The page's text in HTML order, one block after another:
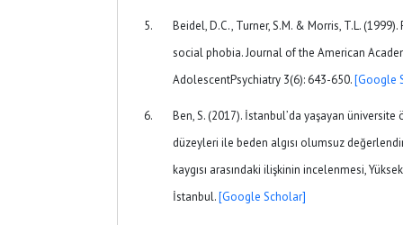
Beidel, D.C., Turner, S.M. & Morris, T.L.
social phobia. Journal of the American
AdolescentPsychiatry 3(6): 643-650.[Google
Ben, S. (2017). İstanbul’da yaşayan
düzeyleri ile beden algısı olumsuz
kaygısı arasındaki ilişkinin incelenmesi,
İstanbul.[Google Scholar]